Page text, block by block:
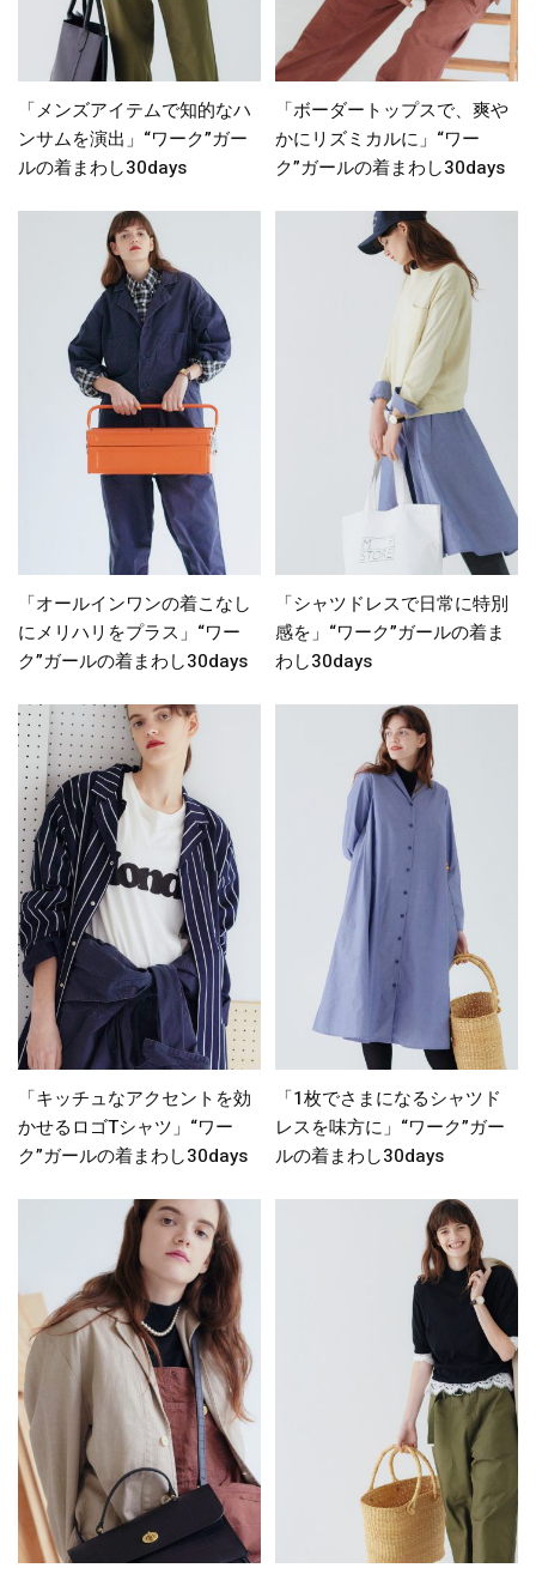
「メンズアイテムで知的なハ
ンサムを演出」“ワーク”ガー
ルの着まわし30days
「ボーダートップスで、爽や
かにリズミカルに」“ワー
ク”ガールの着まわし30days
「オールインワンの着こなし
にメリハリをプラス」“ワー
ク”ガールの着まわし30days
「シャツドレスで日常に特別
感を」“ワーク”ガールの着ま
わし30days
「キッチュなアクセントを効
かせるロゴTシャツ」“ワー
ク”ガールの着まわし30days
「1枚でさまになるシャツド
レスを味方に」“ワーク”ガー
ルの着まわし30days